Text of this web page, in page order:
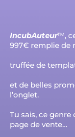
IncubAuteur™,
997€ remplie de
truffée de
et de belles
l’onglet.
Tu sais, ce
page de vente…